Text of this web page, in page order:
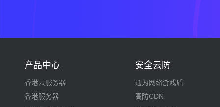
产品中心
香港云服务器
香港服务器
安全云防
通为网络游戏盾
高防CDN